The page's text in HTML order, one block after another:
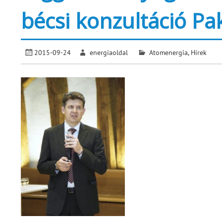
bécsi konzultáció
2015-09-24 energiaoldal Atomenergia, Hírek